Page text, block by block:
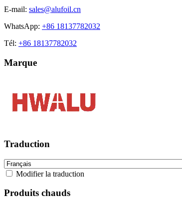
E-mail: sales@alufoil.cn
WhatsApp: +86 18137782032
Tél: +86 18137782032
Marque
Traduction
Modifier la traduction
Produits chauds